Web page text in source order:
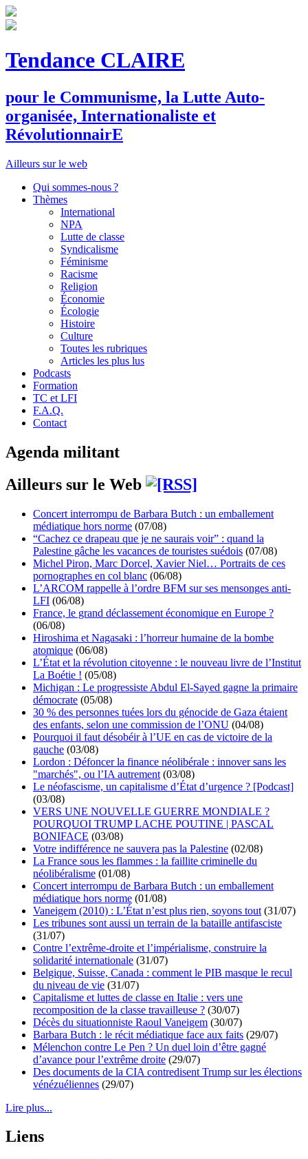
Tendance CLAIRE
pour le Communisme, la Lutte Auto-
organisée, Internationaliste et
RévolutionnairE
Ailleurs sur le web
Qui sommes-nous ?
Thèmes
International
NPA
Lutte de classe
Syndicalisme
Féminisme
Racisme
Religion
Économie
Écologie
Histoire
Culture
Toutes les rubriques
Articles les plus lus
Podcasts
Formation
TC et LFI
F.A.Q.
Contact
Agenda militant
Ailleurs sur le Web
Concert interrompu de Barbara Butch : un emballement
médiatique hors norme (07/08)
“Cachez ce drapeau que je ne saurais voir” : quand la
Palestine gâche les vacances de touristes suédois (07/08)
Michel Piron, Marc Dorcel, Xavier Niel… Portraits de ces
pornographes en col blanc (06/08)
L’ARCOM rappelle à l’ordre BFM sur ses mensonges anti-
LFI (06/08)
France, le grand déclassement économique en Europe ?
(06/08)
Hiroshima et Nagasaki : l’horreur humaine de la bombe
atomique (06/08)
L’État et la révolution citoyenne : le nouveau livre de l’Institut
La Boétie ! (05/08)
Michigan : Le progressiste Abdul El-Sayed gagne la primaire
démocrate (05/08)
30 % des personnes tuées lors du génocide de Gaza étaient
des enfants, selon une commission de l’ONU (04/08)
Pourquoi il faut désobéir à l’UE en cas de victoire de la
gauche (03/08)
Lordon : Défoncer la finance néolibérale : innover sans les
"marchés", ou l’IA autrement (03/08)
Le néofascisme, un capitalisme d’État d’urgence ? [Podcast]
(03/08)
VERS UNE NOUVELLE GUERRE MONDIALE ?
POURQUOI TRUMP LACHE POUTINE | PASCAL
BONIFACE (03/08)
Votre indifférence ne sauvera pas la Palestine (02/08)
La France sous les flammes : la faillite criminelle du
néolibéralisme (01/08)
Concert interrompu de Barbara Butch : un emballement
médiatique hors norme (01/08)
Vaneigem (2010) : L’État n’est plus rien, soyons tout (31/07)
Les tribunes sont aussi un terrain de la bataille antifasciste
(31/07)
Contre l’extrême-droite et l’impérialisme, construire la
solidarité internationale (31/07)
Belgique, Suisse, Canada : comment le PIB masque le recul
du niveau de vie (31/07)
Capitalisme et luttes de classe en Italie : vers une
recomposition de la classe travailleuse ? (30/07)
Décès du situationniste Raoul Vaneigem (30/07)
Barbara Butch : le récit médiatique face aux faits (29/07)
Mélenchon contre Le Pen ? Un duel loin d’être gagné
d’avance pour l’extrême droite (29/07)
Des documents de la CIA contredisent Trump sur les élections
vénézuéliennes (29/07)
Lire plus...
Liens